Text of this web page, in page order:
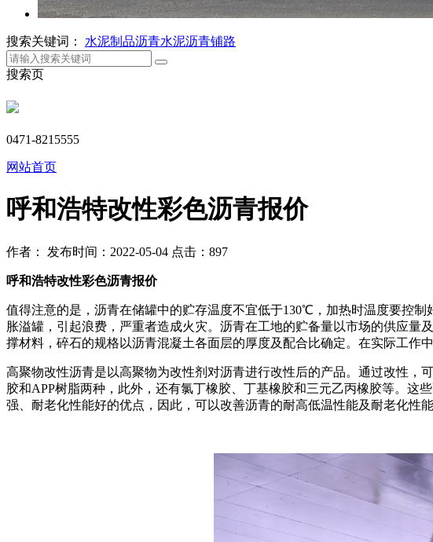
搜索关键词： 水泥制品沥青水泥沥青铺路
搜索页
0471-8215555
网站首页
呼和浩特改性彩色沥青报价
作者： 发布时间：2022-05-04 点击：897
呼和浩特改性彩色沥青报价
值得注意的是，沥青在储罐中的贮存温度不宜低于130℃，加热时温度要控
胀溢罐，引起浪费，严重者造成火灾。沥青在工地的贮备量以市场的供应
撑材料，碎石的规格以沥青混凝土各面层的厚度及配合比确定。在实际工作
高聚物改性沥青是以高聚物为改性剂对沥青进行改性后的产品。通过改性，
胶和APP树脂两种，此外，还有氯丁橡胶、丁基橡胶和三元乙丙橡胶等。这
强、耐老化性能好的优点，因此，可以改善沥青的耐高低温性能及耐老化性能